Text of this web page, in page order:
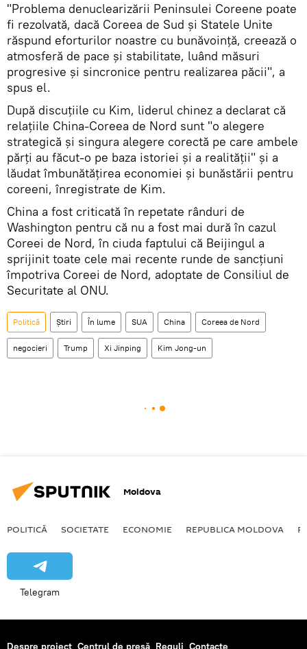
"Problema denuclearizării Peninsulei Coreene poate
fi rezolvată, dacă Coreea de Sud și Statele Unite
răspund eforturilor noastre cu bunăvoință, creează o
atmosferă de pace și stabilitate, luând măsuri
progresive și sincronice pentru realizarea păcii", a
spus el.
După discuțiile cu Kim, liderul chinez a declarat că
relațiile China-Coreea de Nord sunt "o alegere
strategică și singura alegere corectă pe care ambele
părți au făcut-o pe baza istoriei și a realității" și a
lăudat îmbunătățirea economiei și bunăstării pentru
coreeni, înregistrate de Kim.
China a fost criticată în repetate rânduri de
Washington pentru că nu a fost mai dură în cazul
Coreei de Nord, în ciuda faptului că Beijingul a
sprijinit toate cele mai recente runde de sancțiuni
împotriva Coreei de Nord, adoptate de Consiliul de
Securitate al ONU.
Politică Știri În lume SUA China Coreea de Nord
negocieri Trump Xi Jinping Kim Jong-un
Moldova
POLITICĂ SOCIETATE ECONOMIE REPUBLICA MOLDOVA
Telegram
Despre proiect Centrul de presă Reguli Contacte